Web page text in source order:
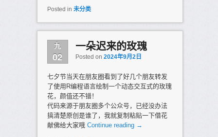
Posted in 未分类
九
02
一朵迟来的玫瑰
Posted on 2024年9月2日
七夕节当天在朋友圈看到了好几个朋友转发
了使用R编程语言绘制一个动态交互式的玫瑰
花，颜值还不错！
代码来源于朋友圈多个公众号，已经没办法
搞清楚原创是谁了，我就复制粘贴一下借花
献佛给大家哦 Continue reading →